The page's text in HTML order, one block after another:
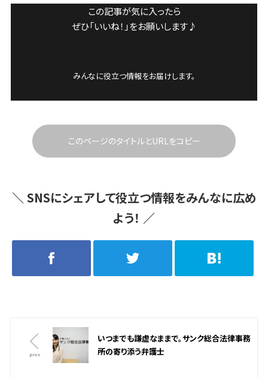
この記事が気に入ったら
ぜひ「いいね！」をお願いします♪
みんなに役立つ情報をお届けします。
このページのタイトルとURLをコピー
＼ SNSにシェアして役立つ情報をみんなに広め
よう！ ／
いつまでも謙虚なままで。サンク総合法律事務
所の寄り添う弁護士